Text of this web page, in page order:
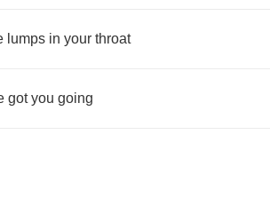
lumps in your throat
got you going